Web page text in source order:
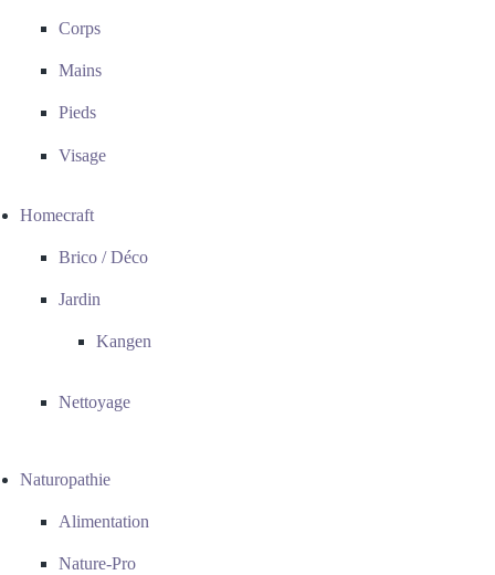
Corps
Mains
Pieds
Visage
Homecraft
Brico / Déco
Jardin
Kangen
Nettoyage
Naturopathie
Alimentation
Nature-Pro